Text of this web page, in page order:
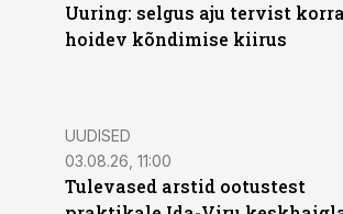
Uuring: selgus aju tervist
hoidev kõndimise kiirus
UUDISED
03.08.26, 11:00
Tulevased arstid ootustest